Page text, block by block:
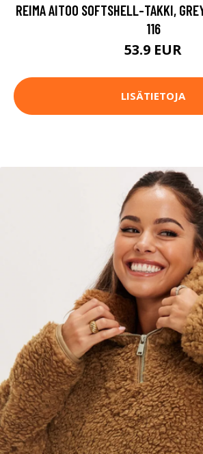
REIMA AITOO SOFTSHELL-TAKKI,
116
53.9 EUR
LISÄTIETOJA